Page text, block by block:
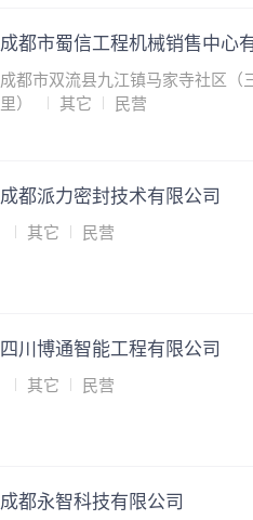
成都市蜀信工程机械销售中心
成都市双流县九江镇马家寺社区（
里）
其它 民营
成都派力密封技术有限公司
其它 民营
四川博通智能工程有限公司
其它 民营
成都永智科技有限公司